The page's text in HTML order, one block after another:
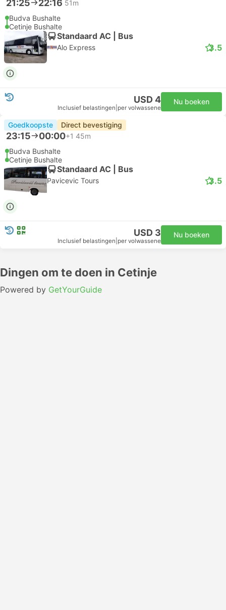
21:25 22:16 51m
Budva Bushalte
Cetinje Bushalte
Standaard AC | Bus
Alo Express 3.5
USD 4
Inclusief belastingen per volwassene
Nu boeken
Goedkoopste Direct bevestiging
23:15 00:00+1 45m
Budva Bushalte
Cetinje Bushalte
Standaard AC | Bus
Pavicevic Tours 3.5
USD 3
Inclusief belastingen per volwassene
Nu boeken
Dingen om te doen in Cetinje
Powered by GetYourGuide